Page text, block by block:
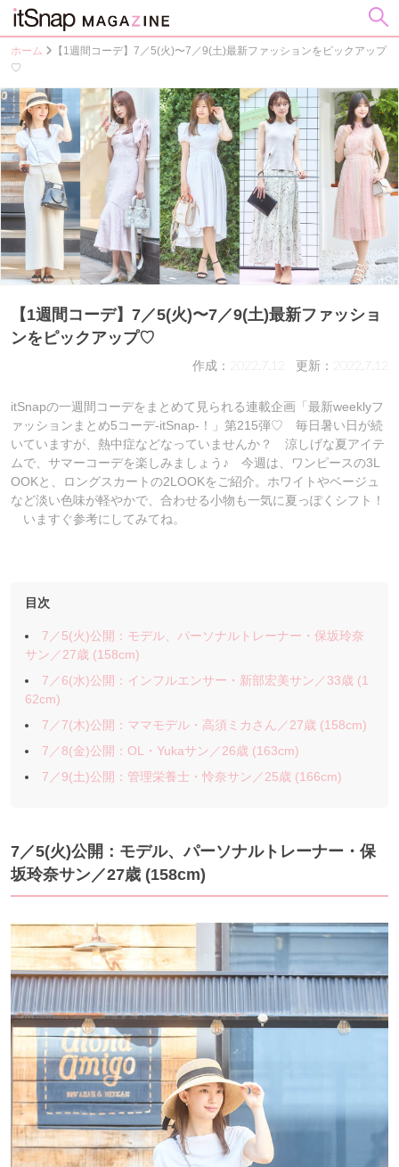
ホーム
【1週間コーデ】7／5(火)〜7／9(土)最新ファッションをピックアップ
♡
【1週間コーデ】7／5(火)〜7／9(土)最新ファッショ
ンをピックアップ♡
作成：2022.7.12 更新：2022.7.12
itSnapの一週間コーデをまとめて見られる連載企画「最新weeklyフ
ァッションまとめ5コーデ-itSnap-！」第215弾♡ 毎日暑い日が続
いていますが、熱中症などなっていませんか？ 涼しげな夏アイテ
ムで、サマーコーデを楽しみましょう♪ 今週は、ワンピースの3L
OOKと、ロングスカートの2LOOKをご紹介。ホワイトやベージュ
など淡い色味が軽やかで、合わせる小物も一気に夏っぽくシフト！
いますぐ参考にしてみてね。
目次
7／5(火)公開：モデル、パーソナルトレーナー・保坂玲奈
サン／27歳 (158cm)
7／6(水)公開：インフルエンサー・新部宏美サン／33歳 (1
62cm)
7／7(木)公開：ママモデル・高須ミカさん／27歳 (158cm)
7／8(金)公開：OL・Yukaサン／26歳 (163cm)
7／9(土)公開：管理栄養士・怜奈サン／25歳 (166cm)
7／5(火)公開：モデル、パーソナルトレーナー・保
坂玲奈サン／27歳 (158cm)